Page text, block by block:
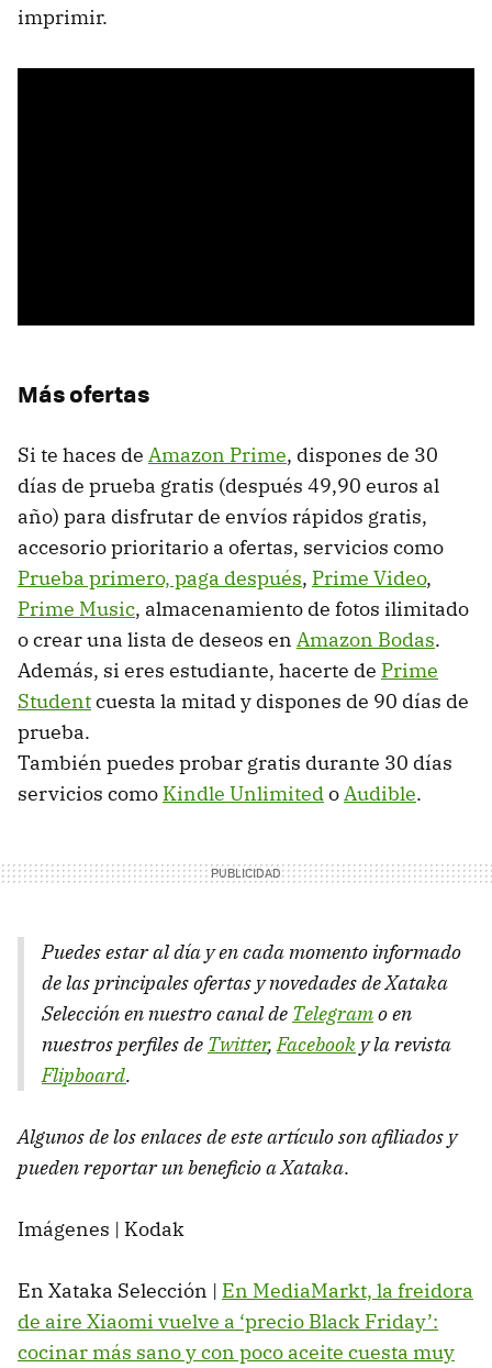
imprimir.
Más ofertas
Si te haces de Amazon Prime, dispones de 30
días de prueba gratis (después 49,90 euros al
año) para disfrutar de envíos rápidos gratis,
accesorio prioritario a ofertas, servicios como
Prueba primero, paga después, Prime Video,
Prime Music, almacenamiento de fotos ilimitado
o crear una lista de deseos en Amazon Bodas.
Además, si eres estudiante, hacerte de Prime
Studentcuesta la mitad y dispones de 90 días de
prueba.
También puedes probar gratis durante 30 días
servicios como Kindle UnlimitedoAudible.
Puedes estar al día y en cada momento informado
de las principales ofertas y novedades de Xataka
Selección en nuestro canal de Telegramo en
nuestros perfiles de Twitter,Facebook y la revista
Flipboard.
Algunos de los enlaces de este artículo son afiliados y
pueden reportar un beneficio a Xataka.
Imágenes | Kodak
En Xataka Selección | En MediaMarkt, la freidora
de aire Xiaomi vuelve a ‘precio Black Friday’:
cocinar más sano y con poco aceite cuesta muy